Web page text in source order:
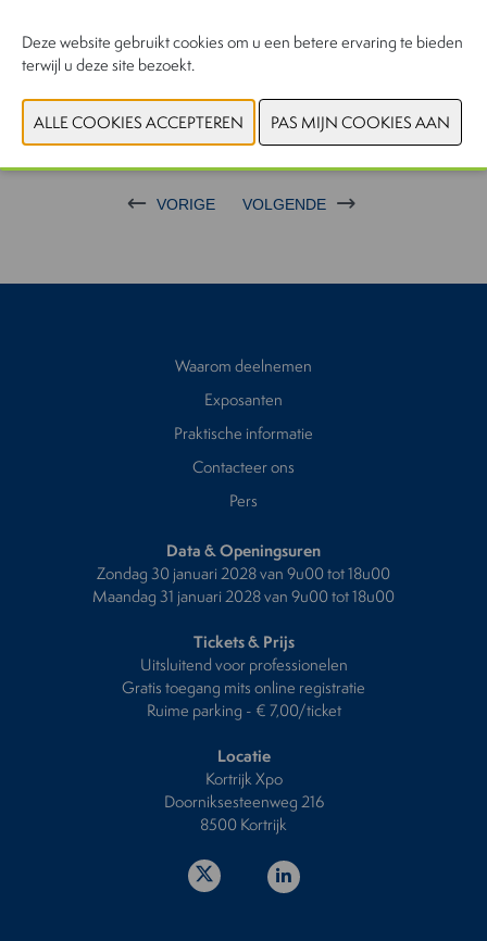
VORIGE VOLGENDE
Waarom deelnemen
Exposanten
Praktische informatie
Contacteer ons
Pers
Data & Openingsuren
Zondag 30 januari 2028 van 9u00 tot 18u00
Maandag 31 januari 2028 van 9u00 tot 18u00
Tickets & Prijs
Uitsluitend voor professionelen
Gratis toegang mits online registratie
Ruime parking - € 7,00/ticket
Locatie
Kortrijk Xpo
Doorniksesteenweg 216
8500 Kortrijk
Deze website gebruikt cookies om u een betere ervaring te bieden
terwijl u deze site bezoekt.